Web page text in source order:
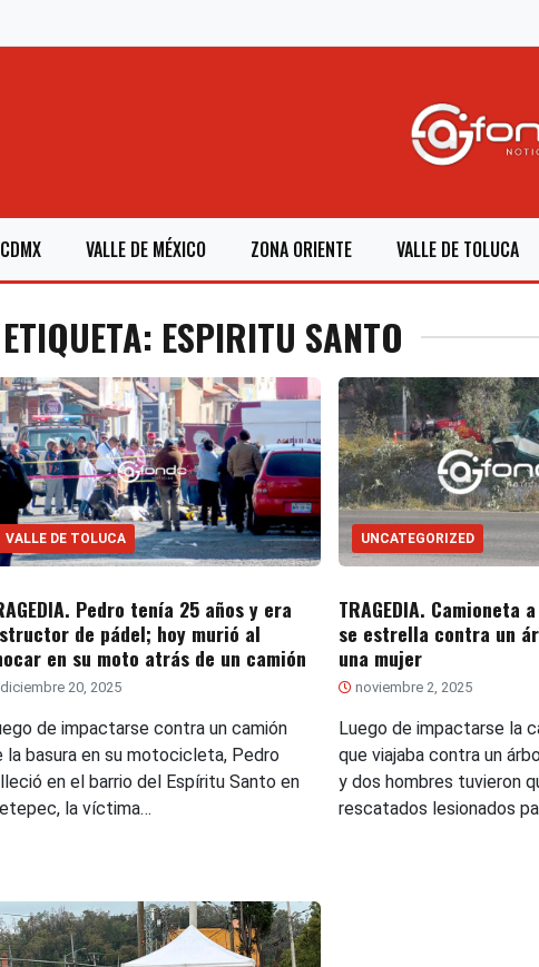
CDMX VALLE DE MÉXICO ZONA ORIENTE VALLE DE TOLUCA
ETIQUETA: ESPIRITU SANTO
VALLE DE TOLUCA
Pedro tenía 25 años y era
de pádel; hoy murió al
en su moto atrás de un camión
diciembre 20, 2025
de impactarse contra un camión
la basura en su motocicleta, Pedro
en el barrio del Espíritu Santo en
la víctima…
UNCATEGORIZED
TRAGEDIA. Camioneta
se estrella contra un
una mujer
noviembre 2, 2025
Luego de impactarse la
que viajaba contra un
y dos hombres tuvieron
rescatados lesionados